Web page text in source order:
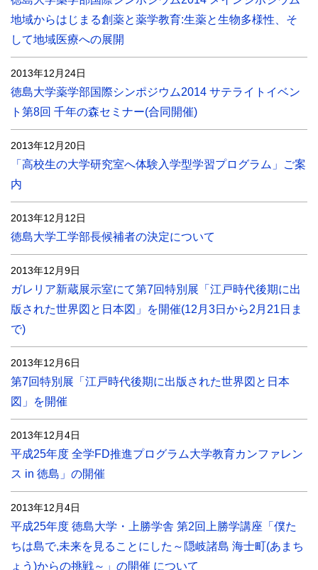
地域からはじまる創薬と薬学教育:生薬と生物多様性、そ
して地域医療への展開
2013年12月24日
徳島大学薬学部国際シンポジウム2014 サテライトイベン
ト第8回 千年の森セミナー(合同開催)
2013年12月20日
「高校生の大学研究室へ体験入学型学習プログラム」ご案
内
2013年12月12日
徳島大学工学部長候補者の決定について
2013年12月9日
ガレリア新蔵展示室にて第7回特別展「江戸時代後期に出
版された世界図と日本図」を開催(12月3日から2月21日ま
で)
2013年12月6日
第7回特別展「江戸時代後期に出版された世界図と日本
図」を開催
2013年12月4日
平成25年度 全学FD推進プログラム大学教育カンファレン
ス in 徳島」の開催
2013年12月4日
平成25年度 徳島大学・上勝学舎 第2回上勝学講座「僕た
ちは島で,未来を見ることにした～隠岐諸島 海士町(あまち
ょう)からの挑戦～」の開催 について